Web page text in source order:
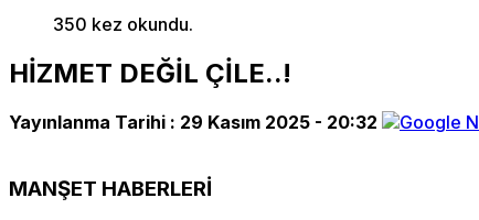
350 kez okundu.
HİZMET DEĞİL ÇİLE..!
Yayınlanma Tarihi : 29 Kasım 2025 - 20:32
MANŞET HABERLERİ